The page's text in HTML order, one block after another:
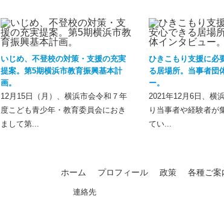
いじめ、不登校の対策・支援の充実
提案。第5期横浜市教育振興基本計
画。
12月15日（月）、横浜市会令和７年
度こども青少年・教育委員会におき
まして第...
ひきこもり支援に必
る居場所。当事者団
ー。
2021年12月6日、横
り当事者や経験者が
てい...
ホーム プロフィール 政策 各種ご案
連絡先